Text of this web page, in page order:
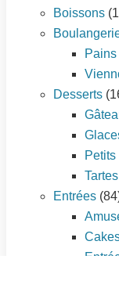
Boissons
Desserts
Tartes
Entrées